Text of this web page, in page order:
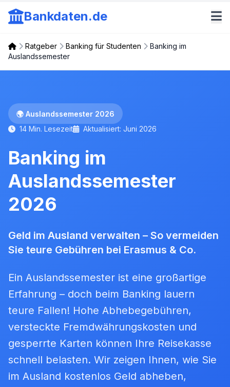
Bankdaten.de
Ratgeber Banking für Studenten
Banking im
Auslandssemester
🌍 Auslandssemester 2026
14 Min. Lesezeit
Aktualisiert: Juni 2026
Banking im
Auslandssemester
2026
Geld im Ausland verwalten – So vermeiden
Sie teure Gebühren bei Erasmus & Co.
Ein Auslandssemester ist eine großartige
Erfahrung – doch beim Banking lauern
teure Fallen! Hohe Abhebegebühren,
versteckte Fremdwährungskosten und
gesperrte Karten können Ihre Reisekasse
schnell belasten. Wir zeigen Ihnen, wie Sie
im Ausland kostenlos Geld abheben,